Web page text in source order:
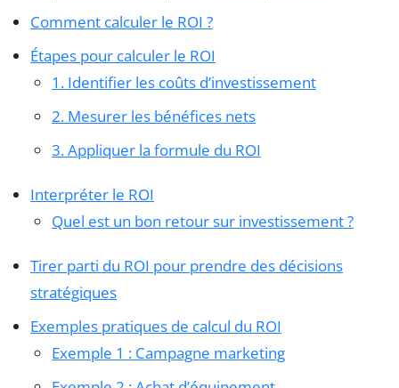
Comment calculer le ROI ?
Étapes pour calculer le ROI
1. Identifier les coûts d’investissement
2. Mesurer les bénéfices nets
3. Appliquer la formule du ROI
Interpréter le ROI
Quel est un bon retour sur investissement ?
Tirer parti du ROI pour prendre des décisions
stratégiques
Exemples pratiques de calcul du ROI
Exemple 1 : Campagne marketing